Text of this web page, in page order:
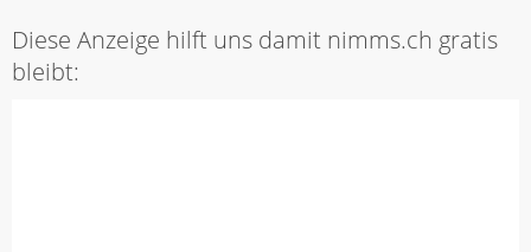
Diese Anzeige hilft uns damit nimms.ch gratis
bleibt: